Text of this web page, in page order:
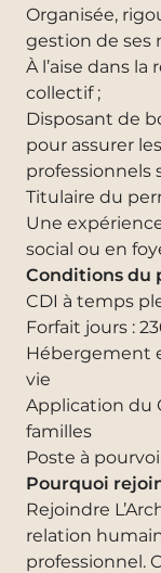
Organisée,
gestion de ses
À l’aise dans
collectif ;
Disposant de
pour assurer
professionnels
Titulaire du
Une
social ou en
Conditions du
CDI à temps
Forfait jours :
Hébergement
vie
Application du
familles
Poste à
Pourquoi
Rejoindre
relation
professionnel.